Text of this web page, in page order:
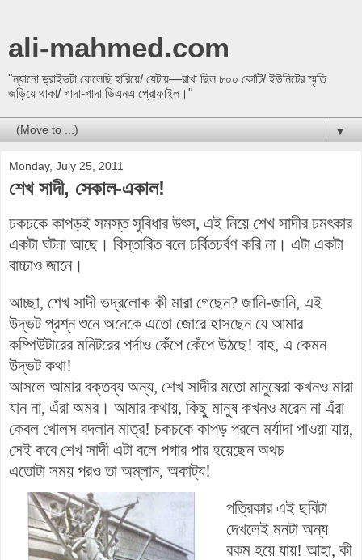
ali-mahmed.com
"ন্যানো ড্রাইভটা ফেলেছি হারিয়ে/ যেটায়—রাখা ছিল ৮০০ কোটি/ ইউনিটের স্মৃতি
জড়িয়ে থাকা/ গাদা-গাদা ডিএনএ প্রোফাইল।"
▼
Monday, July 25, 2011
শেখ সাদী, সেকাল-একাল!
চকচকে কাপড়ই সমস্ত সুবিধার উৎস, এই নিয়ে শেখ সাদীর চমৎকার
একটা ঘটনা আছে। বিস্তারিত বলে চর্বিতচর্বণ করি না। এটা একটা
বাচ্চাও জানে।
আচ্ছা, শেখ সাদী ভদ্রলোক কী মারা গেছেন? জানি-জানি, এই
উদ্ভট প্রশ্ন শুনে অনেকে এতো জোরে হাসছেন যে আমার
কম্পিউটারের মনিটরের পর্দাও কেঁপে কেঁপে উঠছে! বাহ, এ কেমন
উদ্ভট কথা!
আসলে আমার বক্তব্য অন্য, শেখ সাদীর মতো মানুষেরা কখনও মারা
যান না, এঁরা অমর। আমার কথায়, কিছু মানুষ কখনও মরেন না এঁরা
কেবল খোলস বদলান মাত্র! চকচকে কাপড় পরলে মর্যাদা পাওয়া যায়,
সেই কবে শেখ সাদী এটা বলে পগার পার হয়েছেন অথচ
এতোটা সময় পরও তা অম্লান, অকাট্য!
পত্রিকার এই ছবিটা
দেখলেই মনটা অন্য
রকম হয়ে যায়! আহা, কী